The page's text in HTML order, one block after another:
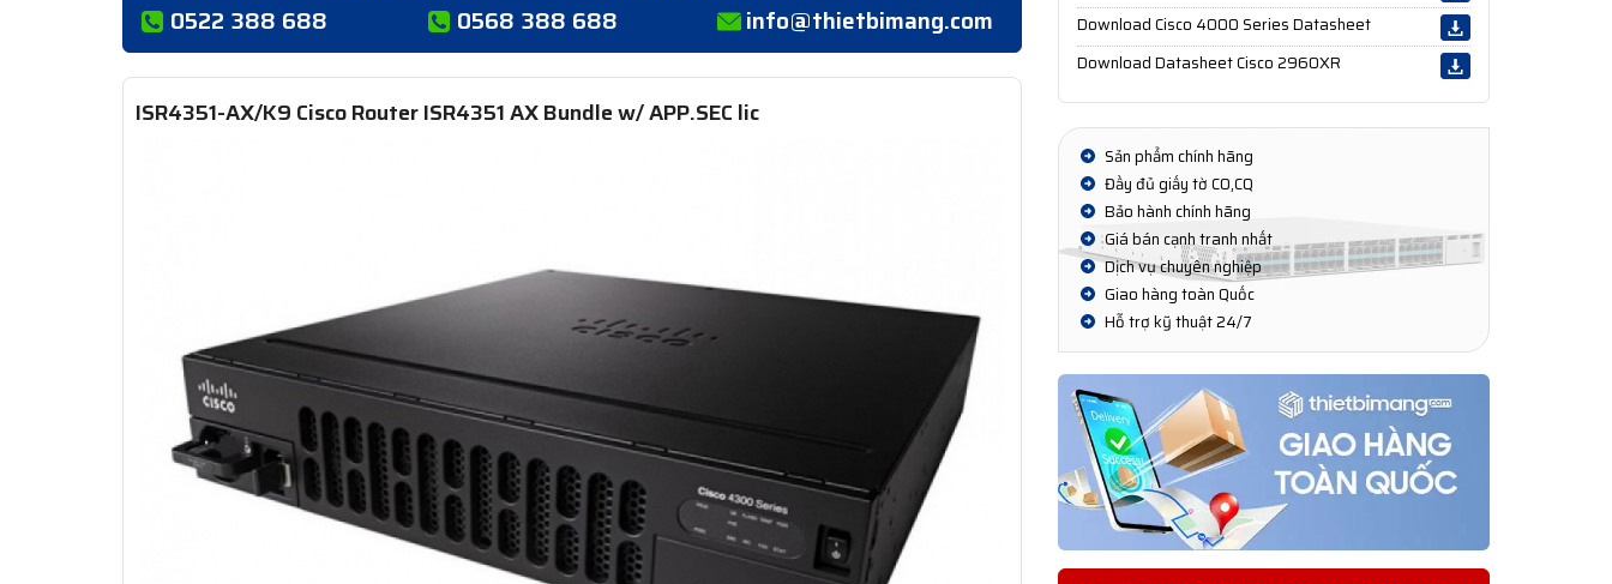
0522 388 688 0568 388 688 info@thietbimang.com
ISR4351-AX/K9 Cisco Router ISR4351 AX Bundle w/ APP.SEC lic
Download Cisco 4000 Series Datasheet
Download Datasheet Cisco 2960XR
Sản phẩm chính hãng
Đầy đủ giấy tờ CO,CQ
Bảo hành chính hãng
Giá bán cạnh tranh nhất
Dịch vụ chuyên nghiệp
Giao hàng toàn Quốc
Hỗ trợ kỹ thuật 24/7